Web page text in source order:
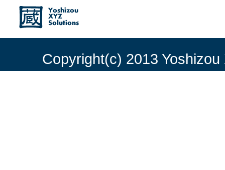
Copyright(c) 2013